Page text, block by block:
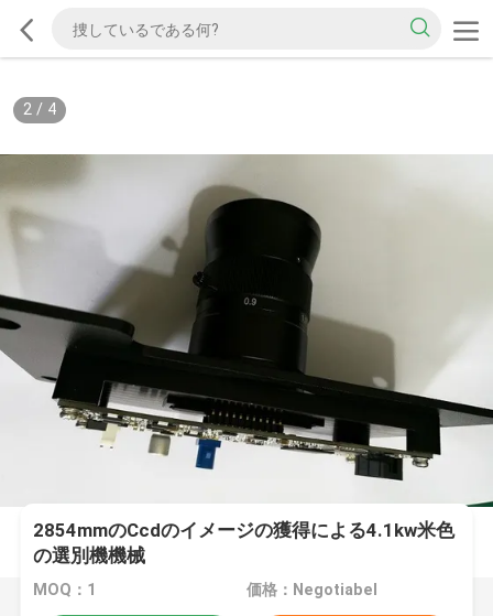
2/ 4
2854mmのCcdのイメージの獲得による4.1kw米色
の選別機機械
MOQ：1 価格：Negotiabel